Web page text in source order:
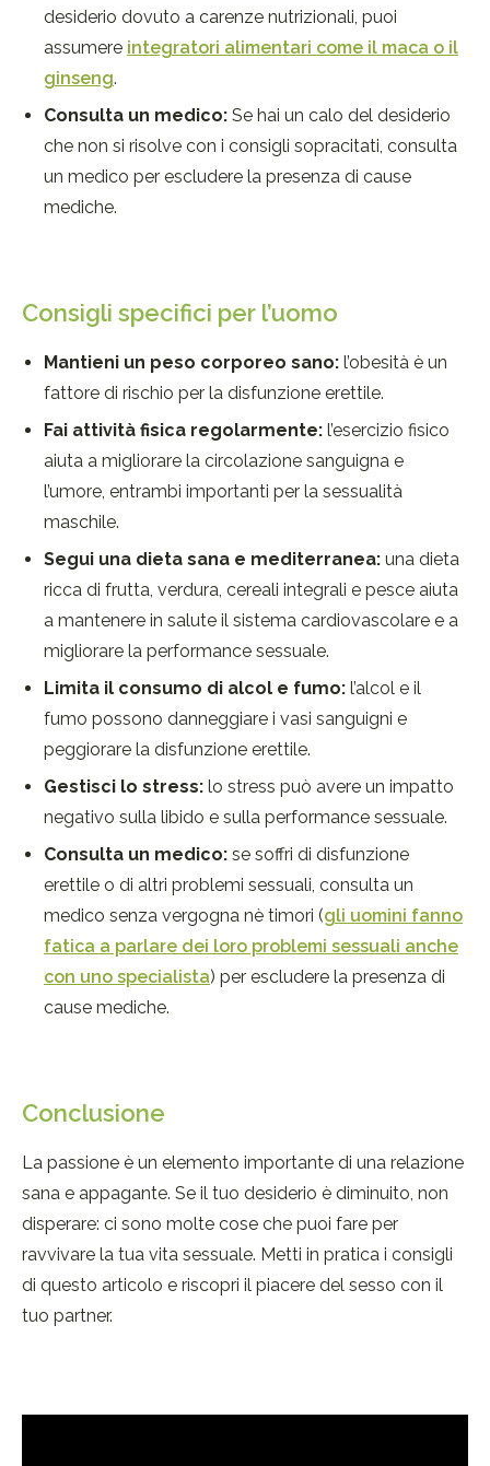
desiderio dovuto a carenze nutrizionali, puoi
assumere integratori alimentari come il maca o il
ginseng.
Consulta un medico: Se hai un calo del desiderio
che non si risolve con i consigli sopracitati, consulta
un medico per escludere la presenza di cause
mediche.
Consigli specifici per l’uomo
Mantieni un peso corporeo sano: l’obesità è un
fattore di rischio per la disfunzione erettile.
Fai attività fisica regolarmente: l’esercizio fisico
aiuta a migliorare la circolazione sanguigna e
l’umore, entrambi importanti per la sessualità
maschile.
Segui una dieta sana e mediterranea: una dieta
ricca di frutta, verdura, cereali integrali e pesce aiuta
a mantenere in salute il sistema cardiovascolare e a
migliorare la performance sessuale.
Limita il consumo di alcol e fumo: l’alcol e il
fumo possono danneggiare i vasi sanguigni e
peggiorare la disfunzione erettile.
Gestisci lo stress: lo stress può avere un impatto
negativo sulla libido e sulla performance sessuale.
Consulta un medico: se soffri di disfunzione
erettile o di altri problemi sessuali, consulta un
medico senza vergogna nè timori (gli uomini fanno
fatica a parlare dei loro problemi sessuali anche
con uno specialista) per escludere la presenza di
cause mediche.
Conclusione
La passione è un elemento importante di una relazione
sana e appagante. Se il tuo desiderio è diminuito, non
disperare: ci sono molte cose che puoi fare per
ravvivare la tua vita sessuale. Metti in pratica i consigli
di questo articolo e riscopri il piacere del sesso con il
tuo partner.